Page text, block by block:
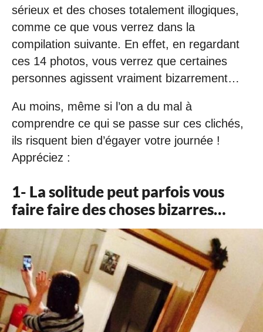
2
:
4
0
sérieux et des choses totalement illogiques,
comme ce que vous verrez dans la
compilation suivante. En effet, en regardant
ces 14 photos, vous verrez que certaines
personnes agissent vraiment bizarrement…
Au moins, même si l’on a du mal à
comprendre ce qui se passe sur ces clichés,
ils risquent bien d’égayer votre journée !
Appréciez :
1- La solitude peut parfois vous
faire faire des choses bizarres…